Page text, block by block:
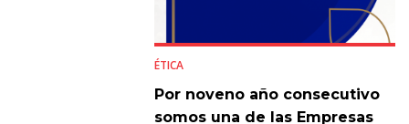
ÉTICA
Por noveno año consecutivo
somos una de las Empresas